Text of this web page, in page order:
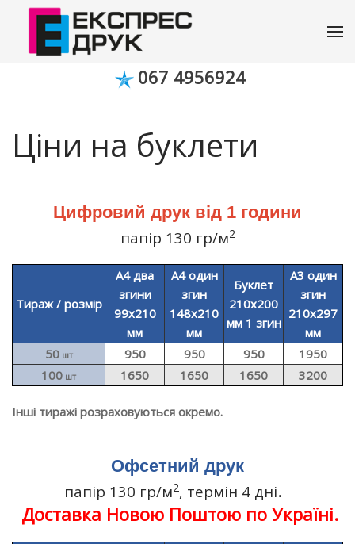
067 4956924
Ціни на буклети
Цифровий друк від 1 години
папір 130 гр/м2
Тираж / розмір
А4 два
згини
99х210
мм
А4 один
згин
148х210
мм
Буклет
210х200
мм 1 згин
А3 один
згин
210x297
мм
50шт 950 950 950
1950
100 шт 1650 1650 1650 3200
Інші тиражі розраховуються окремо.
Офсетний друк
папір 130 гр/м2, термін 4 дні.
Доставка Новою Поштою по Україні.